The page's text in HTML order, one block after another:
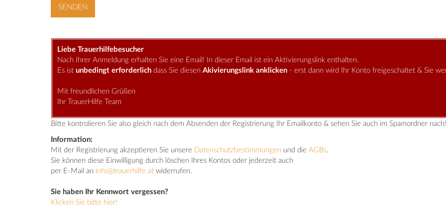
Liebe Trauerhilfebesucher
Nach Ihrer Anmeldung erhalten Sie eine Email! In dieser Email ist ein Aktivierungslink enthalten.
Es ist unbedingt erforderlich dass Sie diesen Akivierungslink anklicken - erst dann wird Ihr Konto freigeschaltet & Sie
Mit freundlichen Grüßen
Ihr TrauerHilfe Team
Bitte kontrolieren Sie also gleich nach dem Absenden der Registrierung Ihr Emailkonto & sehen Sie auch im Spamordner nach!
Information:
Mit der Registrierung akzeptieren Sie unsere Datenschutzbestimmungen und die AGBs.
Sie können diese Einwilligung durch löschen Ihres Kontos oder jederzeit auch
per E-Mail an info@trauerhilfe.at widerrufen.
Sie haben Ihr Kennwort vergessen?
Klicken Sie bitte hier!